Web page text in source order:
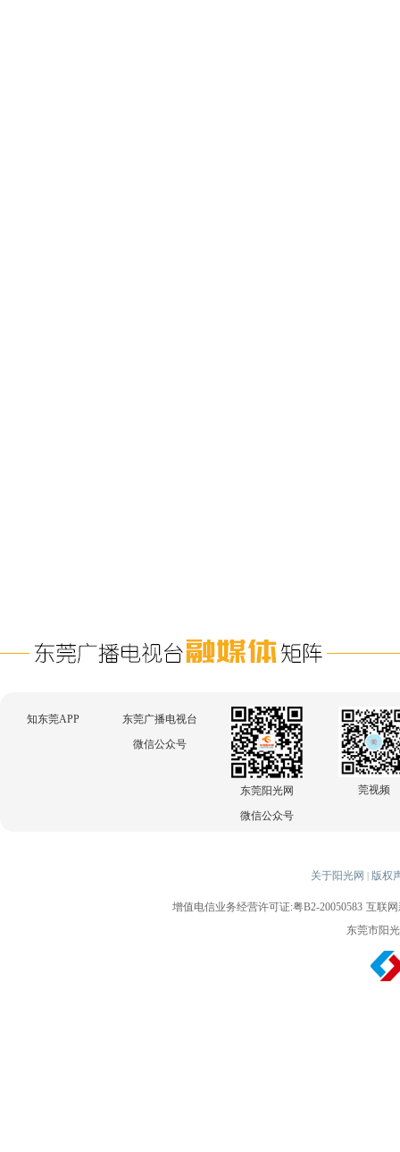
知东莞APP
东莞广播电视台
微信公众号
东莞阳光网
微信公众号
莞视频
关于阳光网 | 版权
增值电信业务经营许可证:粤B2-20050583 互联网
东莞市阳